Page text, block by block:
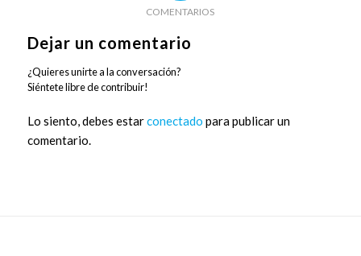
COMENTARIOS
Dejar un comentario
¿Quieres unirte a la conversación?
Siéntete libre de contribuir!
Lo siento, debes estarconectado para publicar un
comentario.